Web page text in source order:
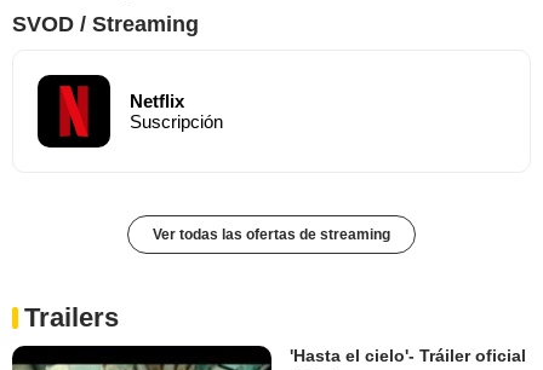
SVOD / Streaming
Netflix
Suscripción
Ver todas las ofertas de streaming
Trailers
'Hasta el cielo'- Tráiler oficial